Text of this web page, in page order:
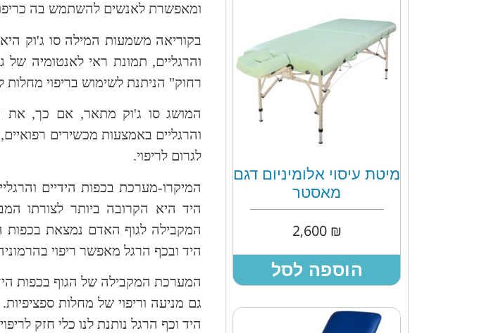
מיטת עיסוי אלומיניום דגם
מאסטר
₪
2,600
הוספה לסל
ומאפשרת לאנשים להשתמש בה
בקוריאה משמעות המילה סו ג'וק היא
והרגליים, תמונת ראי לאנטומיה של
רחוק" הניתנת לשימוש בריפוי מחלות
המושג סו ג'וק מתאר, אם כך, את
והרגליים באמצעות מכשירים
לגרום לריפוי.
המיקרו-מערכת בכפות הידיים
היד היא הקרובה ביותר לצורתו
המקבילה לגוף האדם נמצאת בכפות
היד ובכף הרגל מאפשר ריפוי בהרמוניה
המערכת המקבילה של הגוף בכפות
גם מניעה וריפוי של מחלות
היד וכף הרגל נותנת לנו כלי חזק